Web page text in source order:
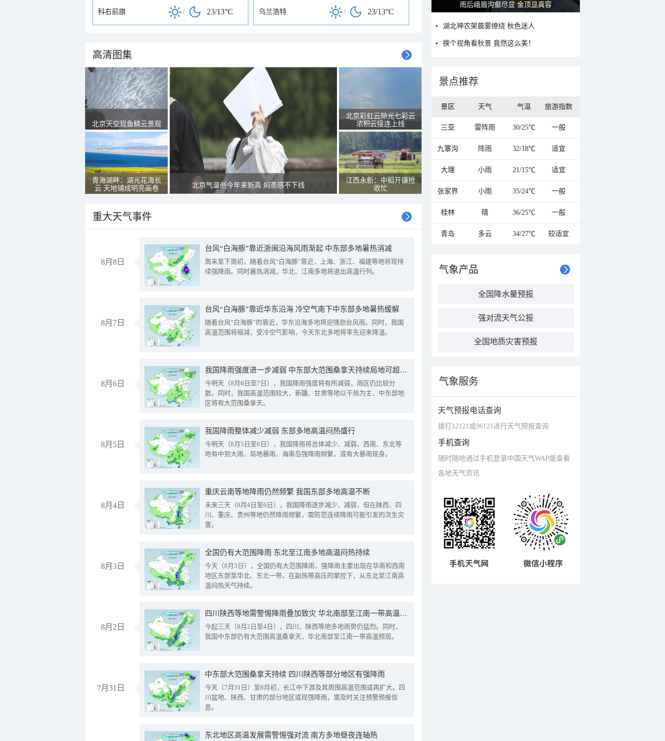
科右前旗 / 23/13°C 乌兰浩特 / 23/13°C
高清图集
北京天空现鱼鳞云景观
青海湖畔：湖光花海长
云 天地铺成明亮画卷
北京气温创今年来新高 焖蒸感不下线
北京彩虹云隙光七彩云
浓积云接连上线
江西永新：中稻开镰抢
收忙
重大天气事件
8月8日
台风“白海豚”靠近浙闽沿海风雨渐起 中东部多地暑热消减
周末至下周初，随着台风“白海豚”靠近，上海、浙江、福建等地将现持
续强降雨。同时暑热消减，华北、江南多地将退出高温行列。
8月7日
台风“白海豚”靠近华东沿海 冷空气南下中东部多地暑热缓解
随着台风“白海豚”的靠近，华东沿海多地将迎强劲台风雨。同时，我国
高温范围将缩减，受冷空气影响，今天东北多地将率先迎来降温。
8月6日
我国降雨强度进一步减弱 中东部大范围桑拿天持续局地可超38℃
今明天（8月6日至7日），我国降雨强度将有所减弱，雨区仍比较分
散。同时，我国高温范围较大，新疆、甘肃等地以干热为主，中东部地
区将有大范围桑拿天。
8月5日
我国降雨整体减少减弱 东部多地高温闷热盛行
今明天（8月5日至6日），我国降雨将总体减少、减弱，西南、东北等
地有中到大雨，局地暴雨，海南岛强降雨频繁，或有大暴雨现身。
8月4日
重庆云南等地降雨仍然频繁 我国东部多地高温不断
未来三天（8月4日至6日），我国降雨逐步减少、减弱，但在陕西、四
川、重庆、贵州等地仍然降雨频繁，需防范连续降雨可能引发的次生灾
害。
8月3日
全国仍有大范围降雨 东北至江南多地高温闷热持续
今天（8月3日），全国仍有大范围降雨，强降雨主要出现在华南和西南
地区东部至华北、东北一带。在副热带高压的掌控下，从东北至江南高
温闷热天气持续。
8月2日
四川陕西等地需警惕降雨叠加致灾 华北南部至江南一带高温频现
今起三天（8月2日至4日），四川、陕西等地多地雨势仍猛烈。同时，
我国中东部仍有大范围高温桑拿天，华北南部至江南一带高温频现。
7月31日
中东部大范围桑拿天持续 四川陕西等部分地区有强降雨
今天（7月31日）至8月初，长江中下游及其周围高温范围或再扩大。四
川盆地、陕西、甘肃的部分地区或现强降雨，需及时关注预警预报信
息。
东北地区高温发展需警惕强对流 南方多地昼夜连轴热
秋意浓 蓝天映衬下的哈尔滨伏尔加庄园
湖北神农架晨雾缭绕 秋色迷人
换个视角看秋景 竟然这么美！
景点推荐
景区 天气 气温 旅游指数
三亚 雷阵雨 30/25℃ 一般
九寨沟 阵雨 32/18℃ 适宜
大理 小雨 21/15℃ 适宜
张家界 小雨 35/24℃ 一般
桂林 晴 36/25℃ 一般
青岛 多云 34/27℃ 较适宜
气象产品
全国降水量预报
强对流天气公报
全国地质灾害预报
气象服务
天气预报电话查询
拨打12121或96121进行天气预报查询
手机查询
随时随地通过手机登录中国天气WAP版查看
各地天气资讯